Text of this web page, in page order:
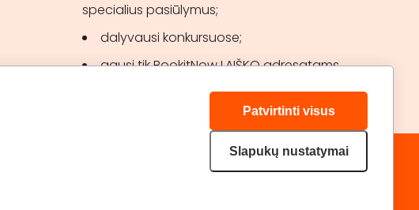
Patvirtinti visus
Slapukų nustatymai
specialius pasiūlymus;
dalyvausi konkursuose;
gausi tik BookitNow LAIŠKO adresatams
DRAUGAUKIME: